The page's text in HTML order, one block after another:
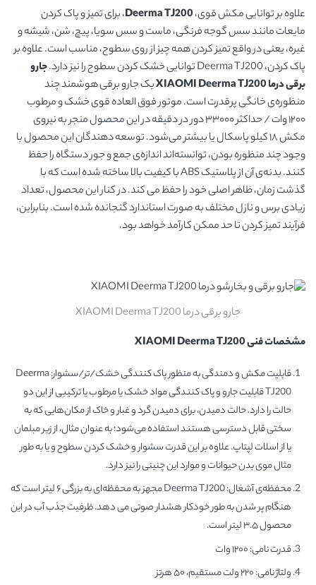
علاوه بر توانایی مکش قوی،Deerma TJ200، برای تمیز و پاک کردن
مایعات مانند سس گوجه فرنگی، ماست و سس سویا، پیچ، شن، شیشه و
غیره، یعنی در واقع تمیز کردن همه چیز از روی سطوح، مناسب است. علاوه بر
پاک کردن، Deerma TJ200 توانایی خشک کردن سطوح را نیز دارد.
جارو
برقی درما XIAOMI Deerma TJ200
یک جارو برقی هوشمند چند
منظوره‌ی خانگی پرقدرت است. موتور فوق العاده قوی خشک و مرطوب
۱۲۰۰ وات / حداکثر ۳۳۰۰۰ دور در دقیقه در این محصول منجر به نیروی
مکش ۱۸ کیلو پاسکال یا بیشتر می‌شود. توسعه دهندگان این محصول با
وجود چند منظوره بودن، توانسته‌اند اندازه‌ی جمع و جور دستگاه را حفظ
کنند. بدنه‌ی آن از پلاستیک ABS با کیفیت بالا ساخته شده است که با
گذشت زمان، ظاهر اصلی خود را حفظ می کند. در کنار این محصول، تعداد
زیادی برس و نازل مختلف به صورت استاندارد گنجانده شده است. بنابراین،
فرآیند تمیز کردن تا حد ممکن کارآمد خواهد بود.
جارو برقی درما XIAOMI Deerma TJ200
مشخصات فنیXIAOMI Deerma TJ200
قابلیت مکش و دمندگی به منظور پاک کنندگی خشک/تر/سشوار: Deerma
TJ200 قابلیت جارو و پاک کنندگی مواد خشک یا مرطوب یا ترکیبی از این دو
حالت را دارد. حالت دمیدن، برای دمیدن گرد و غبار و خاک از مکان‌هایی که به
سختی قابل دسترسی هستند استفاده می‌شود؛ به عنوان مثال، از زیر مبلمان
یا از اسلات لپتاپ. علاوه بر این قدرت سشوار و خشک کردن سطوح و یا به طور
مثال موی بدن حیوانات و موارد این چنینی را نیز دارد.
محفظه‌ی آشغال: Deerma TJ200 مجهز به محفظه‌ای به بزرگی ۶ لیتر است که
هنگام پر شدن به طور خودکار هشدار صوتی می دهد. ظرفیت جذب آب در این
محصول ۳.۵ لیتر است.
قدرت نامی: ۱۲۰۰ وات
ولتاژ نامی: ۲۲۰ ولت مستقیم، ۵۰ هرتز